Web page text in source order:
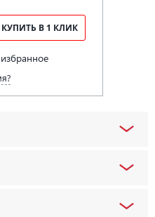
КУПИТЬ В 1 КЛИК